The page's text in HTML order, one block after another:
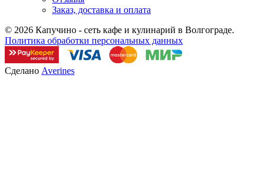
Заказ, доставка и оплата
© 2026 Капучино - сеть кафе и кулинарий в Волгограде.
Политика обработки персональных данных
Сделано Averines